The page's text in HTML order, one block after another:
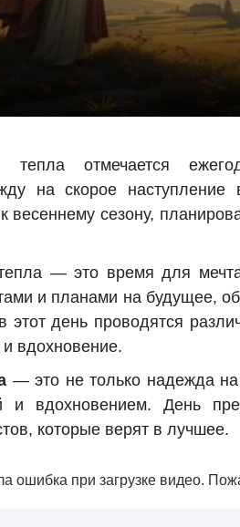
тепла отмечается
на скорое
весеннему сезону,
— это время для
и планами на будущее,
этот день проводятся
вдохновение.
— это не только надежда на
и вдохновением. День
которые верят в лучшее.
ошибка при загрузке видео.